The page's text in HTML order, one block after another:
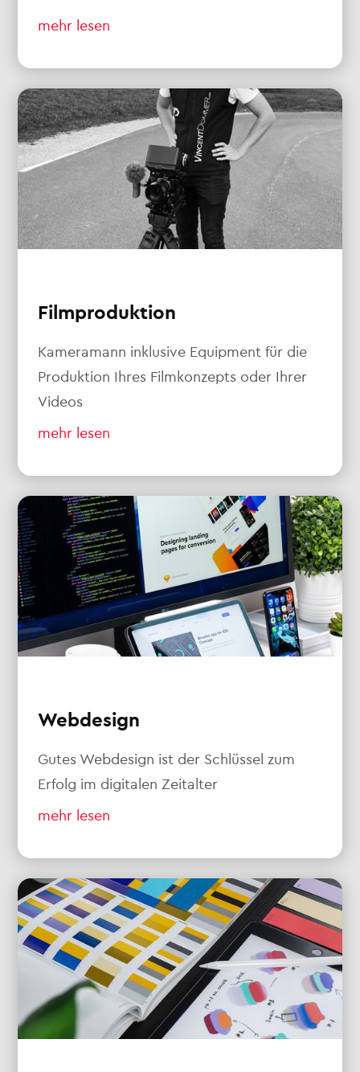
mehr lesen
Filmproduktion
Kameramann inklusive Equipment für die
Produktion Ihres Filmkonzepts oder Ihrer
Videos
mehr lesen
Webdesign
Gutes Webdesign ist der Schlüssel zum
Erfolg im digitalen Zeitalter
mehr lesen